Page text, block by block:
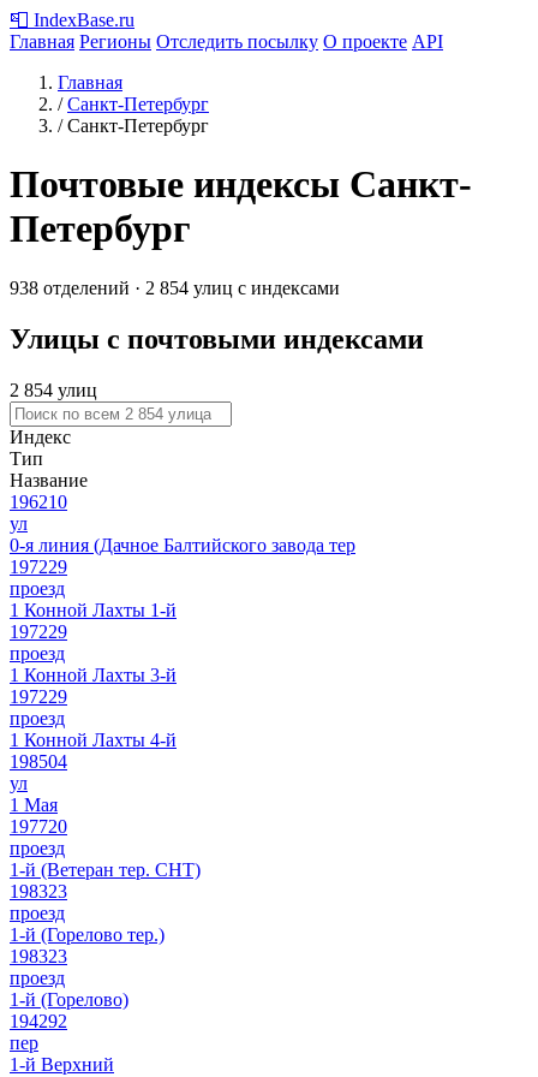
📮 IndexBase.ru
Главная Регионы Отследить посылку О проекте API
Главная
/ Санкт-Петербург
/ Санкт-Петербург
Почтовые индексы Санкт-
Петербург
938 отделений · 2 854 улиц с индексами
Улицы с почтовыми индексами
2 854 улиц
Индекс
Тип
Название
196210
ул
0-я линия (Дачное Балтийского завода тер
197229
проезд
1 Конной Лахты 1-й
197229
проезд
1 Конной Лахты 3-й
197229
проезд
1 Конной Лахты 4-й
198504
ул
1 Мая
197720
проезд
1-й (Ветеран тер. СНТ)
198323
проезд
1-й (Горелово тер.)
198323
проезд
1-й (Горелово)
194292
пер
1-й Верхний